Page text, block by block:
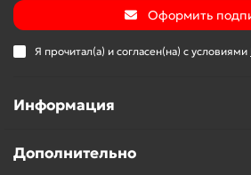
Оформить
Я прочитал(а) и согласен(на) с условиями
Информация
Дополнительно